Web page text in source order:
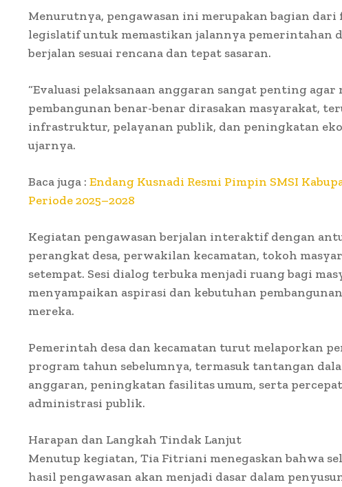
Menurutnya, pengawasan ini merupakan bagian
legislatif untuk memastikan jalannya pemerintahan
berjalan sesuai rencana dan tepat sasaran.
“Evaluasi pelaksanaan anggaran sangat penting agar
pembangunan benar-benar dirasakan masyarakat,
infrastruktur, pelayanan publik, dan peningkatan
ujarnya.
Baca juga : Endang Kusnadi Resmi Pimpin SMSI
Periode 2025–2028
Kegiatan pengawasan berjalan interaktif dengan
perangkat desa, perwakilan kecamatan, tokoh
setempat. Sesi dialog terbuka menjadi ruang bagi
menyampaikan aspirasi dan kebutuhan
mereka.
Pemerintah desa dan kecamatan turut melaporkan
program tahun sebelumnya, termasuk tantangan
anggaran, peningkatan fasilitas umum, serta
administrasi publik.
Harapan dan Langkah Tindak Lanjut
Menutup kegiatan, Tia Fitriani menegaskan bahwa
hasil pengawasan akan menjadi dasar dalam